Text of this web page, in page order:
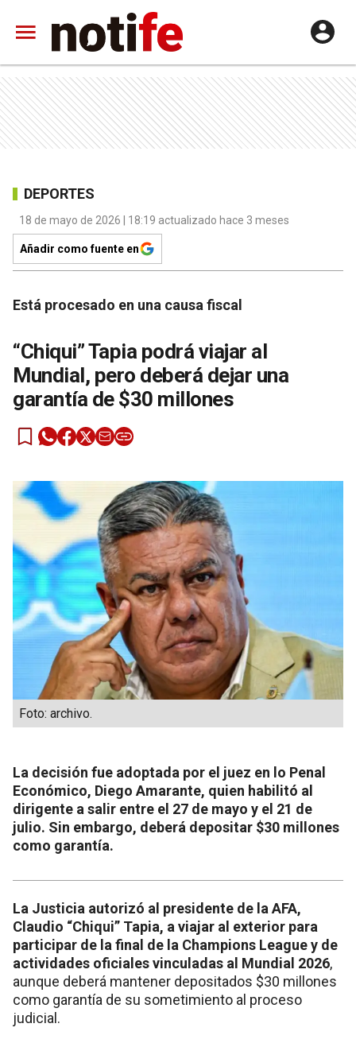
DEPORTES
18 de mayo de 2026 | 18:19 actualizado hace 3 meses
Añadir como fuente en
Está procesado en una causa fiscal
“Chiqui” Tapia podrá viajar al
Mundial, pero deberá dejar una
garantía de $30 millones
Foto: archivo.
La decisión fue adoptada por el juez en lo Penal
Económico, Diego Amarante, quien habilitó al
dirigente a salir entre el 27 de mayo y el 21 de
julio. Sin embargo, deberá depositar $30 millones
como garantía.
La Justicia autorizó al presidente de la AFA,
Claudio “Chiqui” Tapia, a viajar al exterior para
participar de la final de la Champions League y de
actividades oficiales vinculadas al Mundial 2026,
aunque deberá mantener depositados $30 millones
como garantía de su sometimiento al proceso
judicial.